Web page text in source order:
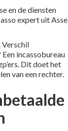
en de diensten
expert uit Asse
Verschil
Een incassobureau
Dit doet het
van een rechter.